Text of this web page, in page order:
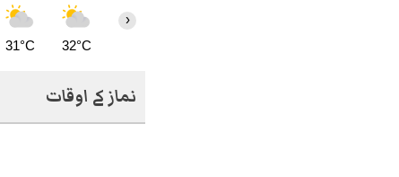
31°C 32°C
›
نماز کے اوقات